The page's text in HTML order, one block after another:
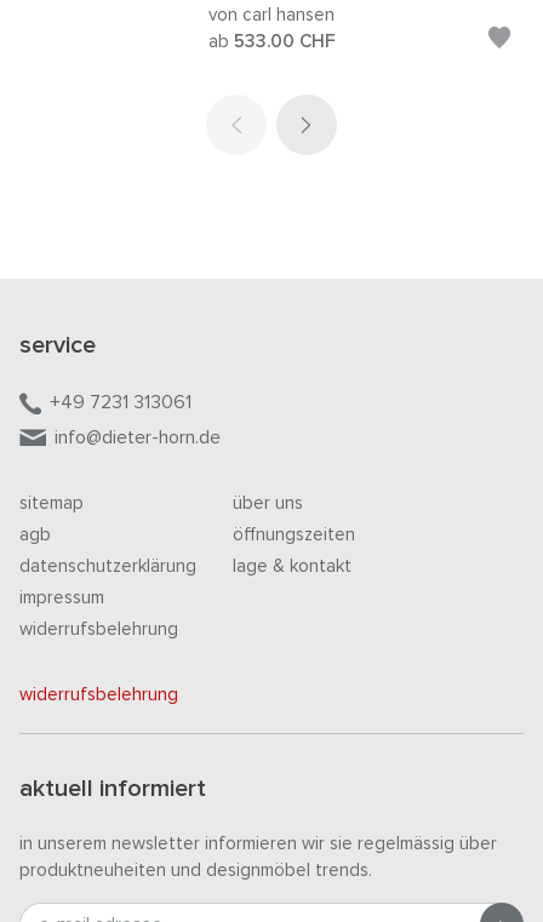
von carl hansen
ab 533.00 CHF
service
+49 7231 313061
info@dieter-horn.de
sitemap
agb
datenschutzerklärung
impressum
widerrufsbelehrung
über uns
öffnungszeiten
lage & kontakt
widerrufsbelehrung
aktuell informiert
in unserem newsletter informieren wir sie regelmässig über
produktneuheiten und designmöbel trends.